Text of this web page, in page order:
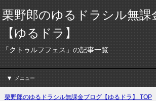
栗野郎のゆるドラシル無課
【ゆるドラ】
「クトゥルフフェス」の記事一覧
メニュー
栗野郎のゆるドラシル無課金ブログ【ゆるドラ】 TOP